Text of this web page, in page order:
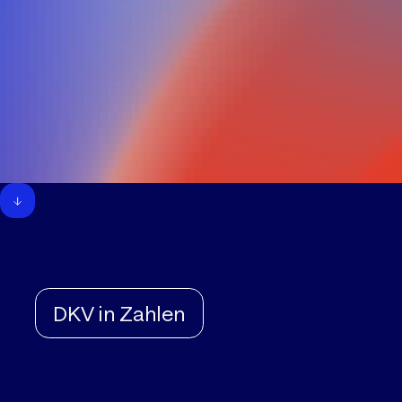
DKV in Zahlen